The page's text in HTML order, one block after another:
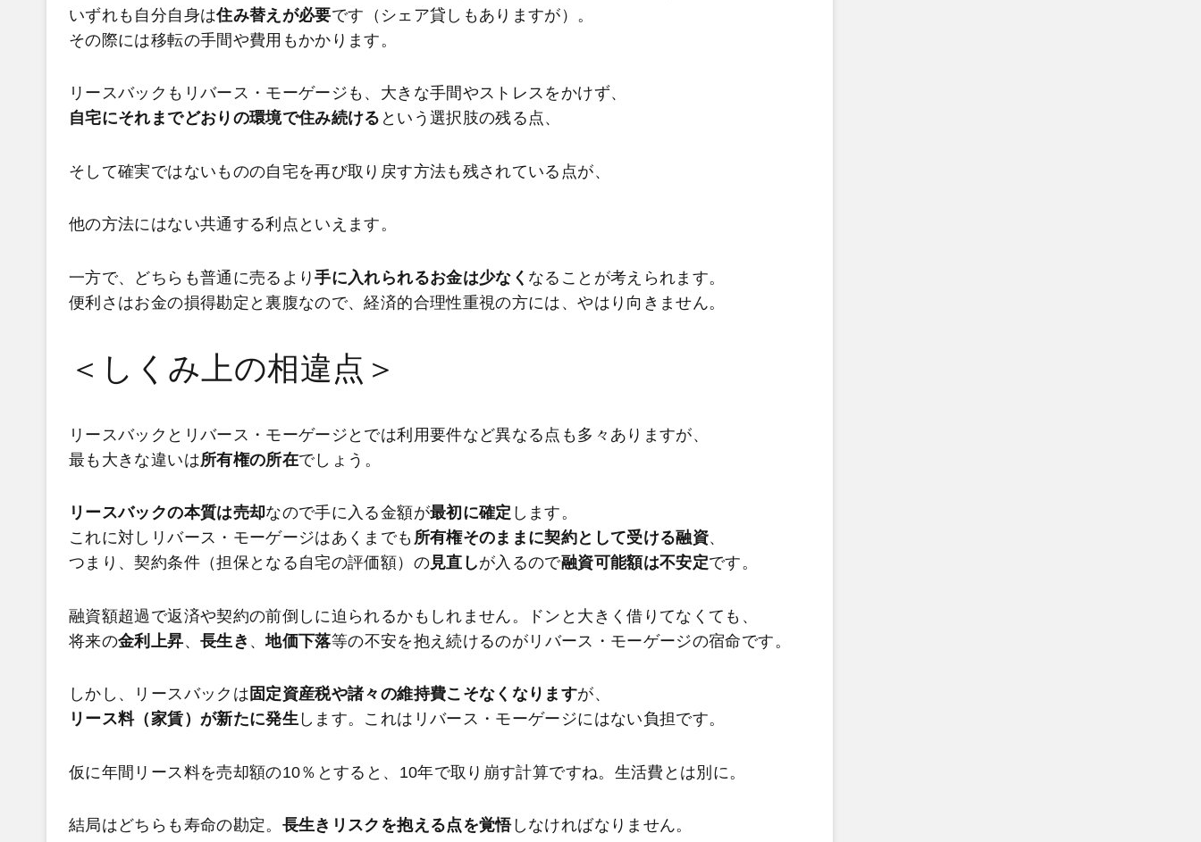
いずれも自分自身は住み替えが必要です（シェア貸しもありますが）。
その際には移転の手間や費用もかかります。
リースバックもリバース・モーゲージも、大きな手間やストレスをかけず、
自宅にそれまでどおりの環境で住み続ける という選択肢の残る点、
そして確実ではないものの自宅を再び取り戻す方法も残されている点が、
他の方法にはない共通する利点といえます。
一方で、どちらも普通に売るより手に入れられるお金は少なく なることが考えられます。
便利さはお金の損得勘定と裏腹なので、経済的合理性重視の方には、やはり向きません。
＜しくみ上の相違点＞
リースバックとリバース・モーゲージとでは利用要件など異なる点も多々ありますが、
最も大きな違いは所有権の所在でしょう。
リースバックの本質は売却なので手に入る金額が最初に確定 します。
これに対しリバース・モーゲージはあくまでも 所有権そのままに契約として受ける融資、
つまり、契約条件（担保となる自宅の評価額）の見直しが入るので融資可能額は不安定です。
融資額超過で返済や契約の前倒しに迫られるかもしれません。ドンと大きく借りてなくても、
将来の金利上昇、 長生き 、地価下落等の不安を抱え続けるのがリバース・モーゲージの宿命です。
しかし、リースバックは 固定資産税や諸々の維持費こそなくなりますが、
リース料（家賃）が新たに発生 します。これはリバース・モーゲージにはない負担です。
仮に年間リース料を売却額の10％とすると、10年で取り崩す計算ですね。生活費とは別に。
結局はどちらも寿命の勘定。 長生きリスクを抱える点を覚悟しなければなりません。